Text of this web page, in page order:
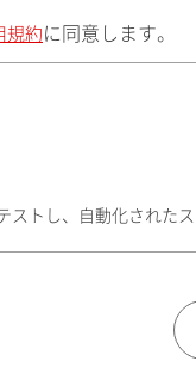
規約 に同意します。
トし、自動化された